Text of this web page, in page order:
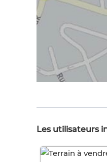
Les utilisateurs